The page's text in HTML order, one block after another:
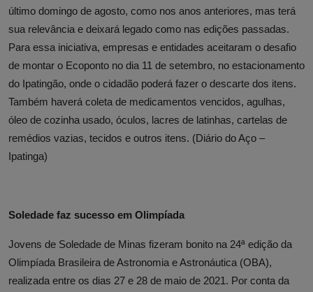
último domingo de agosto, como nos anos anteriores, mas terá
sua relevância e deixará legado como nas edições passadas.
Para essa iniciativa, empresas e entidades aceitaram o desafio
de montar o Ecoponto no dia 11 de setembro, no estacionamento
do Ipatingão, onde o cidadão poderá fazer o descarte dos itens.
Também haverá coleta de medicamentos vencidos, agulhas,
óleo de cozinha usado, óculos, lacres de latinhas, cartelas de
remédios vazias, tecidos e outros itens. (Diário do Aço –
Ipatinga)
Soledade faz sucesso em Olimpíada
Jovens de Soledade de Minas fizeram bonito na 24ª edição da
Olimpíada Brasileira de Astronomia e Astronáutica (OBA),
realizada entre os dias 27 e 28 de maio de 2021. Por conta da